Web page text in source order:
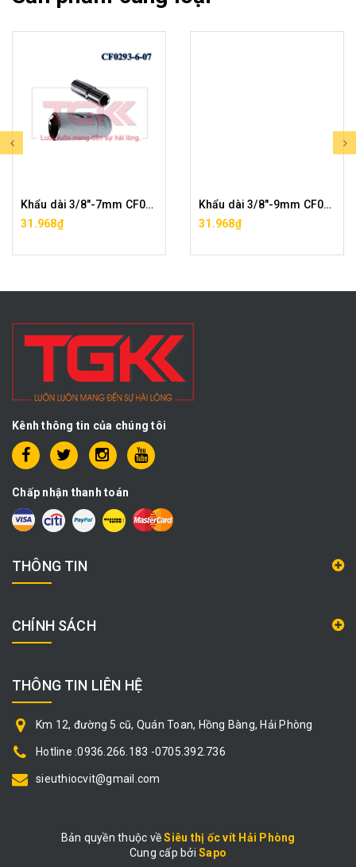
Khẩu dài 3/8"-7mm CF0293-6-07
31.968₫
Khẩu dài 3/8"-9mm CF0293-6-09
31.968₫
Kênh thông tin của chúng tôi
Chấp nhận thanh toán
THÔNG TIN
CHÍNH SÁCH
THÔNG TIN LIÊN HỆ
Km 12, đường 5 cũ, Quán Toan, Hồng Bàng, Hải Phòng
Hotline :0936.266.183 -0705.392.736
sieuthiocvit@gmail.com
Bản quyền thuộc vềSiêu thị ốc vít Hải Phòng
|
Cung cấp bởiSapo